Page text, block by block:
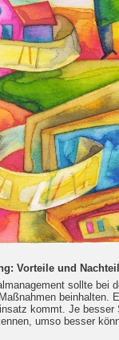
Vorteile und
sollte bei
beinhalten.
kommt. Je besser
umso besser